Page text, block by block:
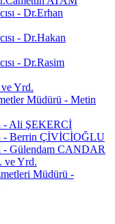
- Dr.Erhan
- Dr.Hakan
- Dr.Rasim
Yrd.
Müdürü - Metin
- Ali ŞEKERCİ
- Berrin ÇİVİCİOĞLU
- Gülendam CANDAR
ve Yrd.
Müdürü -